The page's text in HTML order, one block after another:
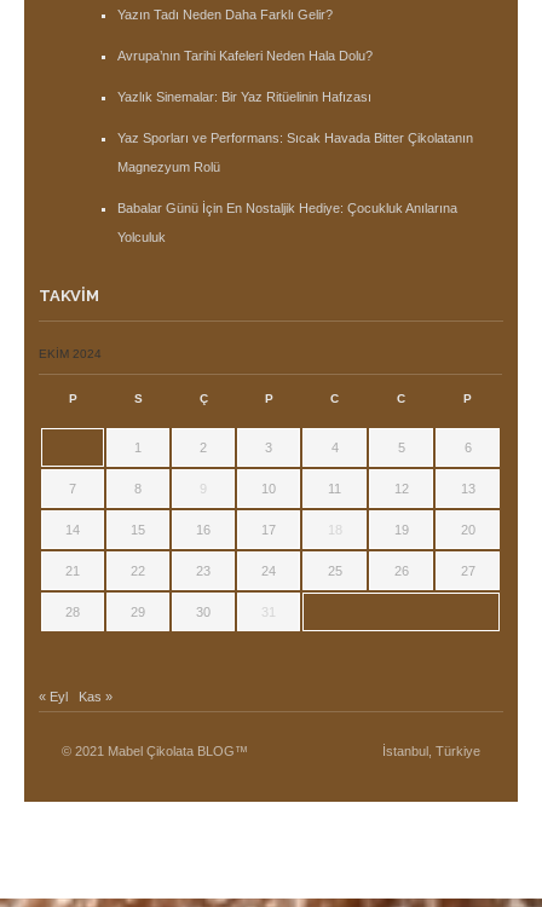
Yazın Tadı Neden Daha Farklı Gelir?
Avrupa’nın Tarihi Kafeleri Neden Hala Dolu?
Yazlık Sinemalar: Bir Yaz Ritüelinin Hafızası
Yaz Sporları ve Performans: Sıcak Havada Bitter Çikolatanın
Magnezyum Rolü
Babalar Günü İçin En Nostaljik Hediye: Çocukluk Anılarına
Yolculuk
TAKVIM
EKIM 2024
P S Ç P C C P
1 2 3 4 5 6
7 8 9 10 11 12 13
14 15 16 17 18 19 20
21 22 23 24 25 26 27
28 29 30 31
« Eyl Kas »
© 2021 Mabel Çikolata BLOG™ İstanbul, Türkiye